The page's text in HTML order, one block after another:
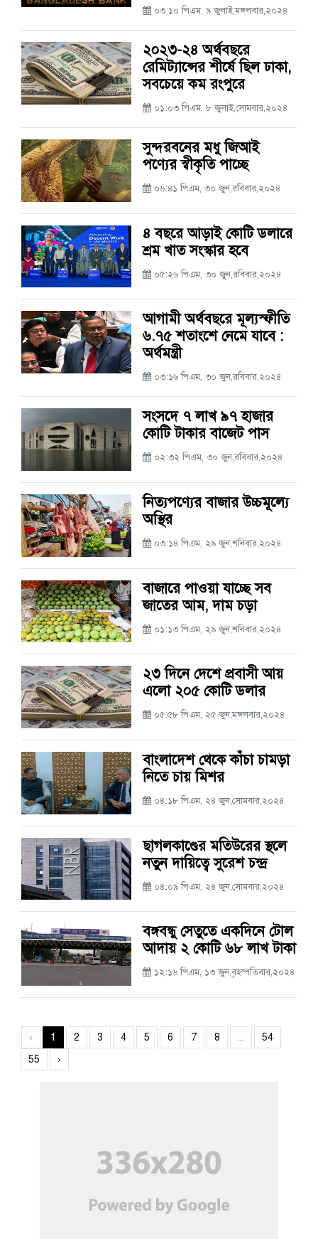
০৩:১০ পিএম, ৯ জুলাই,মঙ্গলবার,২০২৪
২০২৩-২৪ অর্থবছরে
রেমিট্যান্সের শীর্ষে ছিল ঢাকা,
সবচেয়ে কম রংপুরে
০১:০৩ পিএম, ৮ জুলাই,সোমবার,২০২৪
সুন্দরবনের মধু জিআই
পণ্যের স্বীকৃতি পাচ্ছে
০৬:৪১ পিএম, ৩০ জুন,রবিবার,২০২৪
৪ বছরে আড়াই কোটি ডলারে
শ্রম খাত সংস্কার হবে
০৫:২৬ পিএম, ৩০ জুন,রবিবার,২০২৪
আগামী অর্থবছরে মূল্যস্ফীতি
৬.৭৫ শতাংশে নেমে যাবে :
অর্থমন্ত্রী
০৩:১৬ পিএম, ৩০ জুন,রবিবার,২০২৪
সংসদে ৭ লাখ ৯৭ হাজার
কোটি টাকার বাজেট পাস
০২:৩২ পিএম, ৩০ জুন,রবিবার,২০২৪
নিত্যপণ্যের বাজার উচ্চমূল্যে
অস্থির
০৩:১৪ পিএম, ২৯ জুন,শনিবার,২০২৪
বাজারে পাওয়া যাচ্ছে সব
জাতের আম, দাম চড়া
০১:১৩ পিএম, ২৯ জুন,শনিবার,২০২৪
২৩ দিনে দেশে প্রবাসী আয়
এলো ২০৫ কোটি ডলার
০৫:৫৮ পিএম, ২৫ জুন,মঙ্গলবার,২০২৪
বাংলাদেশ থেকে কাঁচা চামড়া
নিতে চায় মিশর
০৪:১৮ পিএম, ২৪ জুন,সোমবার,২০২৪
ছাগলকাণ্ডের মতিউরের স্থলে
নতুন দায়িত্বে সুরেশ চন্দ্র
০৪:০৯ পিএম, ২৪ জুন,সোমবার,২০২৪
বঙ্গবন্ধু সেতুতে একদিনে টোল
আদায় ২ কোটি ৬৮ লাখ টাকা
১২:১৬ পিএম, ১৩ জুন,বৃহস্পতিবার,২০২৪
‹ 1 2 3 4 5 6 7 8 ...
54
55
›